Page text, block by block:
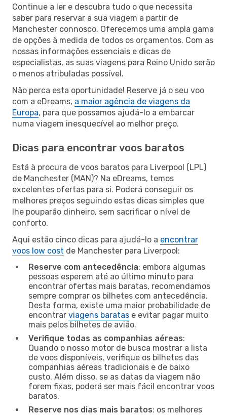
Continue a ler e descubra tudo o que necessita
saber para reservar a sua viagem a partir de
Manchester connosco. Oferecemos uma ampla gama
de opções à medida de todos os orçamentos. Com as
nossas informações essenciais e dicas de
especialistas, as suas viagens para Reino Unido serão
o menos atribuladas possível.
Não perca esta oportunidade! Reserve já o seu voo
com a eDreams, a maior agência de viagens da
Europa, para que possamos ajudá-lo a embarcar
numa viagem inesquecível ao melhor preço.
Dicas para encontrar voos baratos
Está à procura de voos baratos para Liverpool (LPL)
de Manchester (MAN)? Na eDreams, temos
excelentes ofertas para si. Poderá conseguir os
melhores preços seguindo estas dicas simples que
lhe pouparão dinheiro, sem sacrificar o nível de
conforto.
Aqui estão cinco dicas para ajudá-lo a encontrar
voos low cost de Manchester para Liverpool:
Reserve com antecedência: embora algumas
pessoas esperem até ao último minuto para
encontrar ofertas mais baratas, recomendamos
sempre comprar os bilhetes com antecedência.
Desta forma, existe uma maior probabilidade de
encontrar viagens baratas e evitar pagar muito
mais pelos bilhetes de avião.
Verifique todas as companhias aéreas:
Quando o nosso motor de busca mostrar a lista
de voos disponíveis, verifique os bilhetes das
companhias aéreas tradicionais e de baixo
custo. Além disso, se as datas da viagem não
forem fixas, poderá ser mais fácil encontrar voos
baratos.
Reserve nos dias mais baratos: os melhores